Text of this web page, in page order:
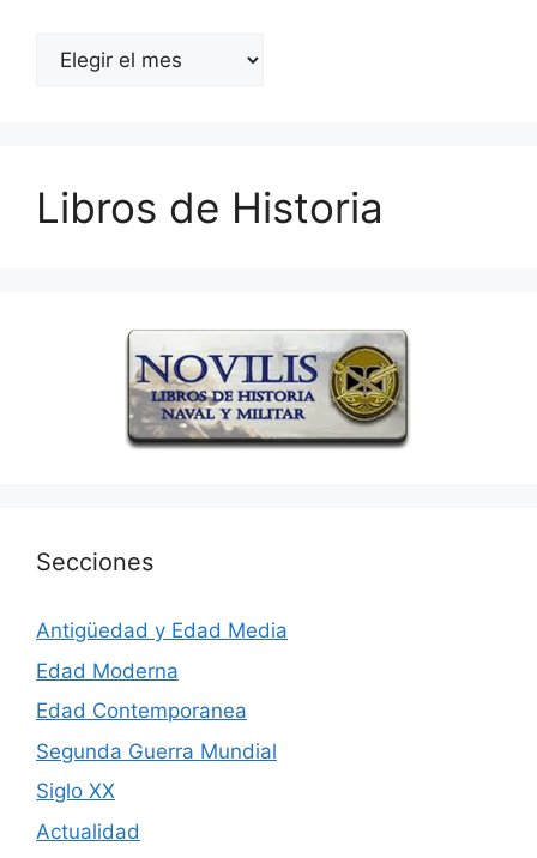
Archivos
Libros de Historia
Secciones
Antigüedad y Edad Media
Edad Moderna
Edad Contemporanea
Segunda Guerra Mundial
Siglo XX
Actualidad